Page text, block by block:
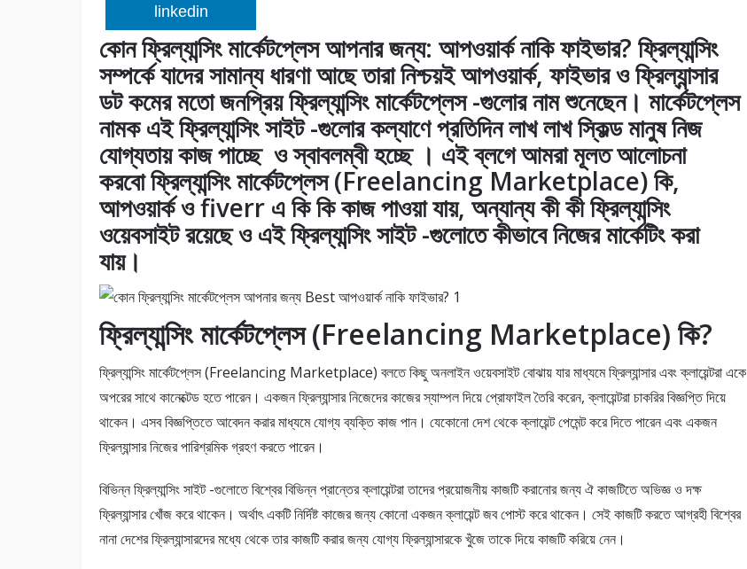
linkedin
কোন ফ্রিল্যান্সিং মার্কেটপ্লেস আপনার জন্য: আপওয়ার্ক নাকি ফাইভার? ফ্রিল্যান্সিং
সম্পর্কে যাদের সামান্য ধারণা আছে তারা নিশ্চয়ই আপওয়ার্ক, ফাইভার ও ফ্রিল্যান্সার
ডট কমের মতো জনপ্রিয় ফ্রিল্যান্সিং মার্কেটপ্লেস -গুলোর নাম শুনেছেন। মার্কেটপ্লেস
নামক এই ফ্রিল্যান্সিং সাইট -গুলোর কল্যাণে প্রতিদিন লাখ লাখ স্কিল্ড মানুষ নিজ
যোগ্যতায় কাজ পাচ্ছে ও স্বাবলম্বী হচ্ছে । এই ব্লগে আমরা মূলত আলোচনা
করবো ফ্রিল্যান্সিং মার্কেটপ্লেস (Freelancing Marketplace) কি,
আপওয়ার্ক ও fiverr এ কি কি কাজ পাওয়া যায়, অন্যান্য কী কী ফ্রিল্যান্সিং
ওয়েবসাইট রয়েছে ও এই ফ্রিল্যান্সিং সাইট -গুলোতে কীভাবে নিজের মার্কেটিং করা
যায়।
ফ্রিল্যান্সিং মার্কেটপ্লেস (Freelancing Marketplace) কি?
ফ্রিল্যান্সিং মার্কেটপ্লেস (Freelancing Marketplace) বলতে কিছু অনলাইন ওয়েবসাইট বোঝায় যার মাধ্যমে ফ্রিল্যান্সার এবং ক্লায়েন্টরা একে
অপরের সাথে কানেক্টেড হতে পারেন। একজন ফ্রিল্যান্সার নিজেদের কাজের স্যাম্পল দিয়ে প্রােফাইল তৈরি করেন, ক্লায়েন্টরা চাকরির বিজ্ঞপ্তি দিয়ে
থাকেন। এসব বিজ্ঞপ্তিতে আবেদন করার মাধ্যমে যোগ্য ব্যক্তি কাজ পান। যেকোনাে দেশ থেকে ক্লায়েন্ট পেমেন্ট করে দিতে পারেন এবং একজন
ফ্রিল্যান্সার নিজের পারিশ্রমিক গ্রহণ করতে পারেন।
বিভিন্ন ফ্রিল্যান্সিং সাইট -গুলোতে বিশ্বের বিভিন্ন প্রান্তের ক্লায়েন্টরা তাদের প্রয়োজনীয় কাজটি করানোর জন্য ঐ কাজটিতে অভিজ্ঞ ও দক্ষ
ফ্রিল্যান্সার খোঁজ করে থাকেন। অর্থাৎ একটি নির্দিষ্ট কাজের জন্য কোনো একজন ক্লায়েন্ট জব পোস্ট করে থাকেন। সেই কাজটি করতে আগ্রহী বিশ্বের
নানা দেশের ফ্রিল্যান্সারদের মধ্যে থেকে তার কাজটি করার জন্য যোগ্য ফ্রিল্যান্সারকে খুঁজে তাকে দিয়ে কাজটি করিয়ে নেন।